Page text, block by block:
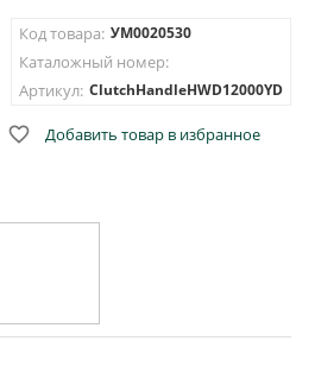
Код товара: УМ0020530
Каталожный номер:
Артикул: ClutchHandleHWD12000YD
 Добавить товар в избранное